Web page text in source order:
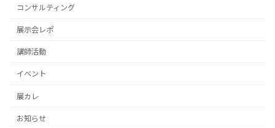
コンサルティング
展示会レポ
講師活動
イベント
展カレ
お知らせ